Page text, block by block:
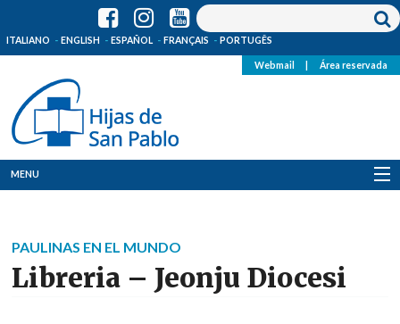
ITALIANO ENGLISH ESPAÑOL FRANÇAIS PORTUGÊS
Webmail Área reservada
MENU
Dónde estamos
PAULINAS EN EL MUNDO
Libreria – Jeonju Diocesi